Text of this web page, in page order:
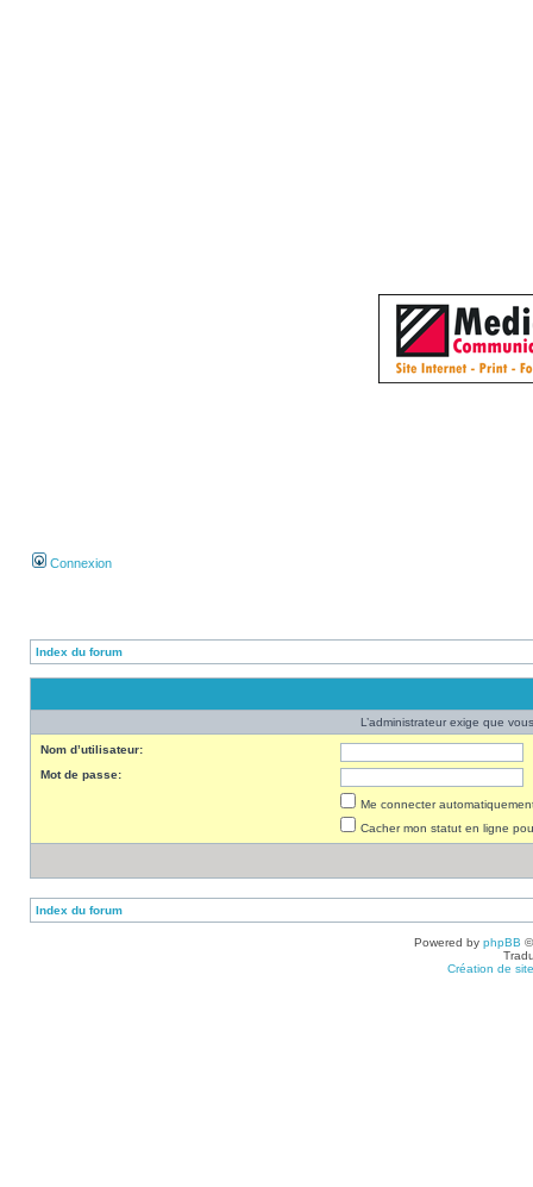
Connexion
Index du forum
L’administrateur exige que
Nom d’utilisateur:
Mot de passe:
Me connecter
Cacher mon statut en ligne
Index du forum
Powered by phpBB
Création de